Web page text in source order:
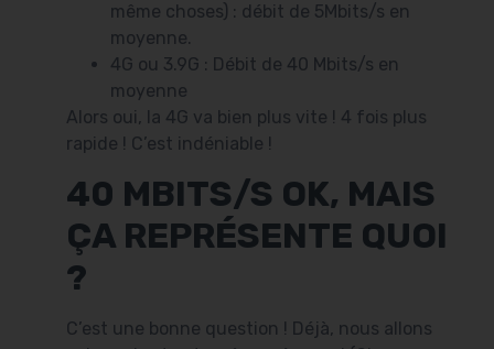
même choses) : débit de 5Mbits/s en
moyenne.
4G ou 3.9G : Débit de 40 Mbits/s en
moyenne
Alors oui, la 4G va bien plus vite ! 4 fois plus
rapide ! C’est indéniable !
40 MBITS/S OK, MAIS
ÇA REPRÉSENTE QUOI
?
C’est une bonne question ! Déjà, nous allons